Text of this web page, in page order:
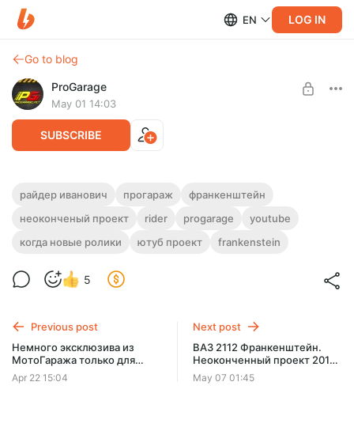
EN LOG IN
Go to blog
ProGarage
May 01 14:03
SUBSCRIBE
Первомай, первомай! Подписонов
поздравляй!
Level required:
райдер иванович прогараж
франкенштейн
неоконченый проект
rider progarage
youtube
когда новые ролики
ютуб проект frankenstein
5
Previous post
Немного эксклюзива из
МотоГаража только для
подписчиков
Apr 22 15:04
Next post
ВАЗ 2112 Франкенштейн.
Неоконченный проект 2016
года
May 07 01:45